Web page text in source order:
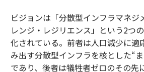
ビジョンは「分散型インフラマネジ
レンジ・レジリエンス」という2つ
化されている。前者は人口減少に適
み出す分散型インフラを核とした“
であり、後者は犠牲者ゼロのその先